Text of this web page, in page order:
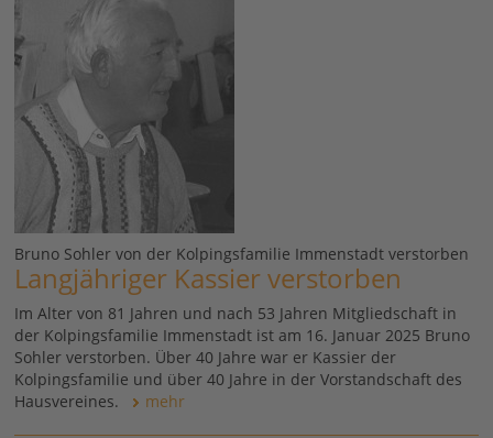
Bruno Sohler von der Kolpingsfamilie Immenstadt verstorben
Langjähriger Kassier verstorben
Im Alter von 81 Jahren und nach 53 Jahren Mitgliedschaft in
der Kolpingsfamilie Immenstadt ist am 16. Januar 2025 Bruno
Sohler verstorben. Über 40 Jahre war er Kassier der
Kolpingsfamilie und über 40 Jahre in der Vorstandschaft des
Hausvereines.
mehr